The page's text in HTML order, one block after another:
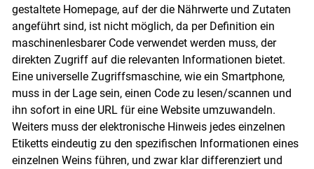
gestaltete Homepage, auf der die Nährwerte und Zutaten
angeführt sind, ist nicht möglich, da per Definition ein
maschinenlesbarer Code verwendet werden muss, der
direkten Zugriff auf die relevanten Informationen bietet.
Eine universelle Zugriffsmaschine, wie ein Smartphone,
muss in der Lage sein, einen Code zu lesen/scannen und
ihn sofort in eine URL für eine Website umzuwandeln.
Weiters muss der elektronische Hinweis jedes einzelnen
Etiketts eindeutig zu den spezifischen Informationen eines
einzelnen Weins führen, und zwar klar differenziert und